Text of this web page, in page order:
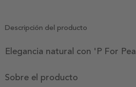
Descripción del producto
Elegancia natural con 'P For
Sobre el producto